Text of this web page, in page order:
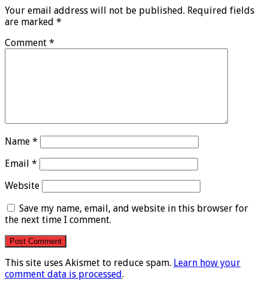
Your email address will not be published. Required fields
are marked *
Comment *
Name *
Email *
Website
Save my name, email, and website in this browser for
the next time I comment.
This site uses Akismet to reduce spam. Learn how your
comment data is processed.